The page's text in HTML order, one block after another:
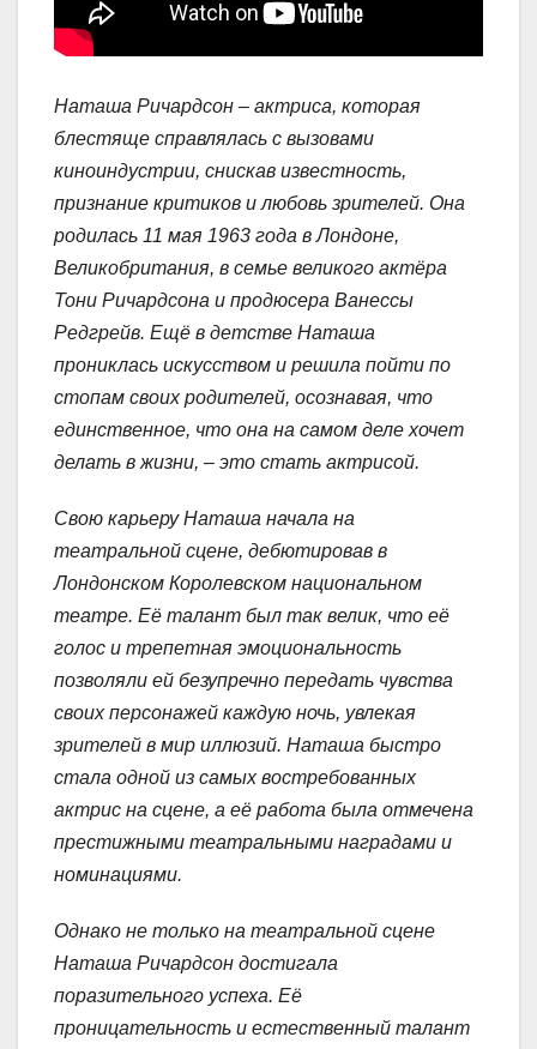
Наташа Ричардсон – актриса, которая
блестяще справлялась с вызовами
киноиндустрии, снискав известность,
признание критиков и любовь зрителей. Она
родилась 11 мая 1963 года в Лондоне,
Великобритания, в семье великого актёра
Тони Ричардсона и продюсера Ванессы
Редгрейв. Ещё в детстве Наташа
прониклась искусством и решила пойти по
стопам своих родителей, осознавая, что
единственное, что она на самом деле хочет
делать в жизни, – это стать актрисой.
Свою карьеру Наташа начала на
театральной сцене, дебютировав в
Лондонском Королевском национальном
театре. Её талант был так велик, что её
голос и трепетная эмоциональность
позволяли ей безупречно передать чувства
своих персонажей каждую ночь, увлекая
зрителей в мир иллюзий. Наташа быстро
стала одной из самых востребованных
актрис на сцене, а её работа была отмечена
престижными театральными наградами и
номинациями.
Однако не только на театральной сцене
Наташа Ричардсон достигала
поразительного успеха. Её
проницательность и естественный талант